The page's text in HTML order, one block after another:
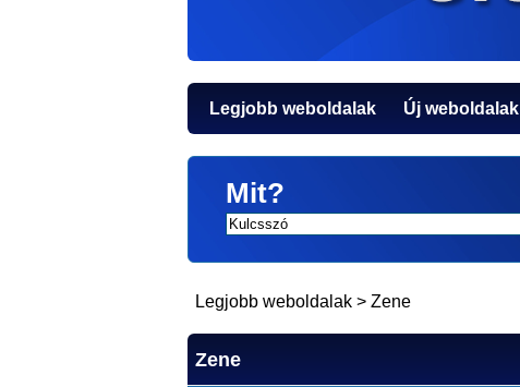
Legjobb weboldalak Új weboldalak
Mit?
Legjobb weboldalak > Zene
Zene